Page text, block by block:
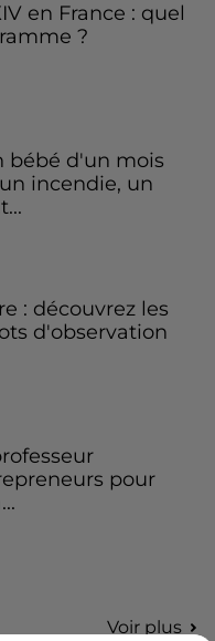
en France : quel
?
bébé d'un mois
incendie, un
: découvrez les
d'observation
pour
Voir plus